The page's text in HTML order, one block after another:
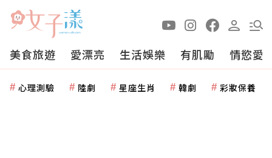
美食旅遊 愛漂亮 生活娛樂 有肌勵 情慾愛
心理測驗 陸劇 星座生肖 韓劇 彩妝保養